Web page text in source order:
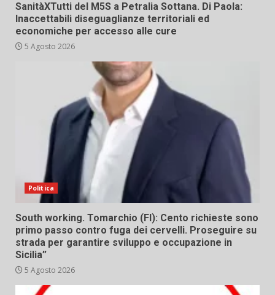
SanitàXTutti del M5S a Petralia Sottana. Di Paola:
Inaccettabili diseguaglianze territoriali ed
economiche per accesso alle cure
5 Agosto 2026
Politica
South working. Tomarchio (FI): Cento richieste sono
primo passo contro fuga dei cervelli. Proseguire su
strada per garantire sviluppo e occupazione in
Sicilia”
5 Agosto 2026